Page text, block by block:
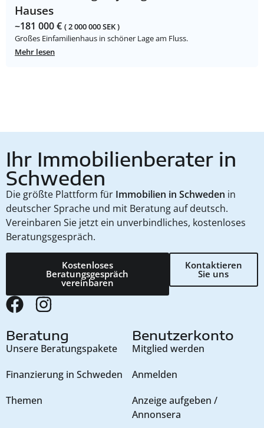
Hauses
~181 000 € ( 2 000 000 SEK )
Großes Einfamilienhaus in schöner Lage am Fluss.
Mehr lesen
Ihr Immobilienberater in
Schweden
Die größte Plattform für Immobilien in Schweden in
deutscher Sprache und mit Beratung auf deutsch.
Vereinbaren Sie jetzt ein unverbindliches, kostenloses
Beratungsgespräch.
Kostenloses
Beratungsgespräch
vereinbaren
Kontaktieren
Sie uns
Beratung
Unsere Beratungspakete
Finanzierung in Schweden
Themen
Benutzerkonto
Mitglied werden
Anmelden
Anzeige aufgeben /
Annonsera